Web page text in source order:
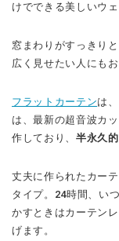
けでできる美しいウ
窓まわりがすっきり
広く見せたい人にも
フラットカーテンは
は、最新の超音波カ
作しており、 半永久
丈夫に作られたカー
タイプ。24時間、い
かすときはカーテン
げます。